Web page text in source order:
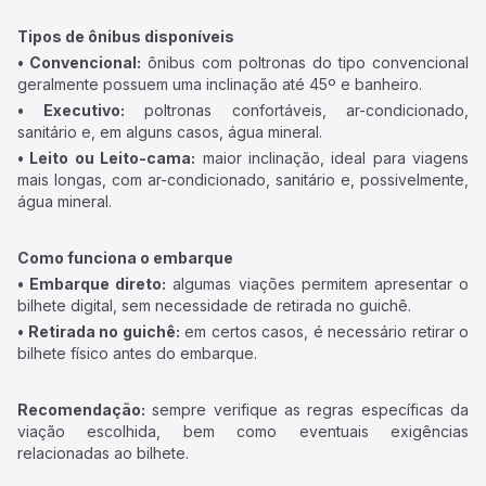
Tipos de ônibus disponíveis
• Convencional: ônibus com poltronas do tipo convencional
geralmente possuem uma inclinação até 45º e banheiro.
• Executivo: poltronas confortáveis, ar-condicionado,
sanitário e, em alguns casos, água mineral.
• Leito ou Leito-cama: maior inclinação, ideal para viagens
mais longas, com ar-condicionado, sanitário e, possivelmente,
água mineral.
Como funciona o embarque
• Embarque direto: algumas viações permitem apresentar o
bilhete digital, sem necessidade de retirada no guichê.
• Retirada no guichê: em certos casos, é necessário retirar o
bilhete físico antes do embarque.
Recomendação: sempre verifique as regras específicas da
viação escolhida, bem como eventuais exigências
relacionadas ao bilhete.